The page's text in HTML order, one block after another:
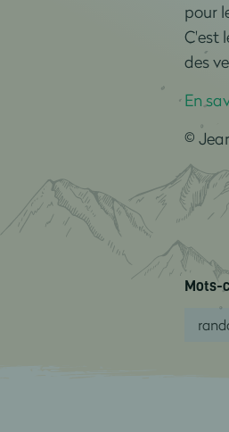
pour
C'est
des
En
© J
Mots-